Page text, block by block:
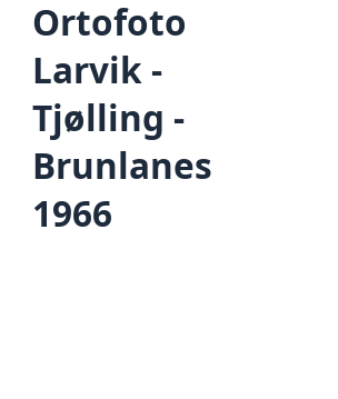
Ortofoto
Larvik -
Tjølling -
Brunlanes
1966